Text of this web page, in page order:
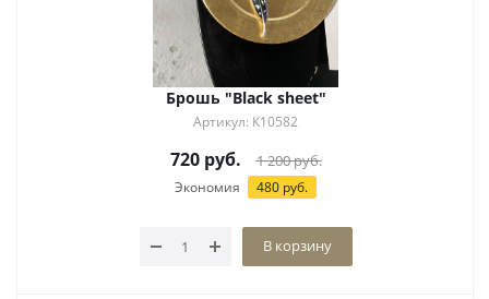
Брошь "Black sheet"
Артикул: К10582
720руб. 1 200руб.
Экономия 480 руб.
В корзину